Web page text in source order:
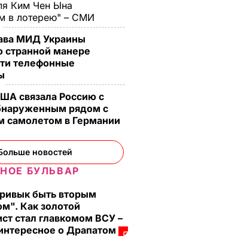
Ким Чен Ына
в лотерею" – СМИ
МИД Украины
странной манере
телефонные
связала Россию с
рядом с
самолетом в Германии
новостей
БУЛЬВАР
быть вторым
Как золотой
стал главкомом ВСУ –
о Драпатом